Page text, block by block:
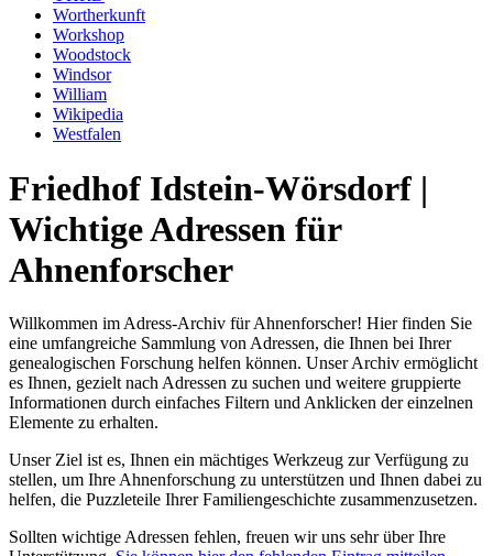
Wortherkunft
Workshop
Woodstock
Windsor
William
Wikipedia
Westfalen
Friedhof Idstein-Wörsdorf |
Wichtige Adressen für
Ahnenforscher
Willkommen im Adress-Archiv für Ahnenforscher! Hier finden Sie
eine umfangreiche Sammlung von Adressen, die Ihnen bei Ihrer
genealogischen Forschung helfen können. Unser Archiv ermöglicht
es Ihnen, gezielt nach Adressen zu suchen und weitere gruppierte
Informationen durch einfaches Filtern und Anklicken der einzelnen
Elemente zu erhalten.
Unser Ziel ist es, Ihnen ein mächtiges Werkzeug zur Verfügung zu
stellen, um Ihre Ahnenforschung zu unterstützen und Ihnen dabei zu
helfen, die Puzzleteile Ihrer Familiengeschichte zusammenzusetzen.
Sollten wichtige Adressen fehlen, freuen wir uns sehr über Ihre